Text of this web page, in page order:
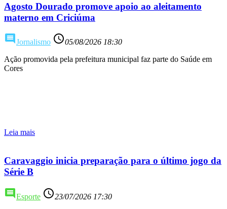
Agosto Dourado promove apoio ao aleitamento
materno em Criciúma
comment Jornalismo access_time05/08/2026 18:30
Ação promovida pela prefeitura municipal faz parte do Saúde em
Cores
Leia mais
Caravaggio inicia preparação para o último jogo da
Série B
comment Esporte access_time23/07/2026 17:30